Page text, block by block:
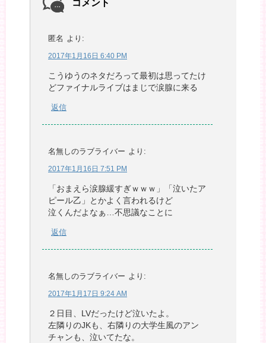
コメント
匿名 より:
2017年1月16日 6:40 PM
こうゆうのネタだろって最初は思ってたけ
どファイナルライブはまじで涙腺に来る
返信
名無しのラブライバー より:
2017年1月16日 7:51 PM
「おまえら涙腺緩すぎｗｗｗ」「泣いたア
ピール乙」とかよく言われるけど
泣くんだよなぁ…不思議なことに
返信
名無しのラブライバー より:
2017年1月17日 9:24 AM
２日目、LVだったけど泣いたよ。
左隣りのJKも、右隣りの大学生風のアン
チャンも、泣いてたな。